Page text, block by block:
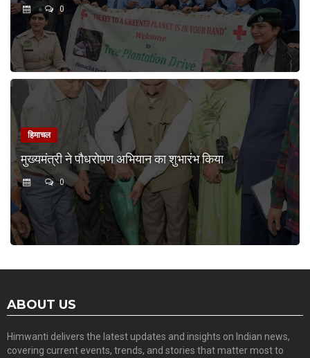
0
हिमाचल
मुख्यमंत्री ने पौधरोपण अभियान का शुभारंभ किया
0
ABOUT US
Himwanti delivers the latest updates and insights on Indian news,
covering current events, trends, and stories that matter most to